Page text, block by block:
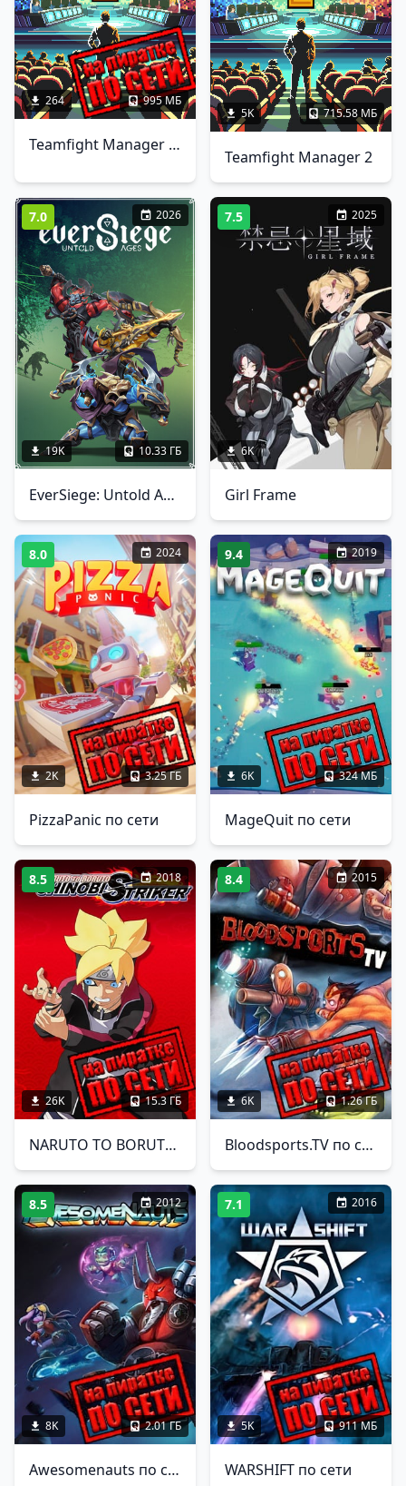
264 995 МБ
Teamfight Manager 2 по сети
5K 715.58 МБ
Teamfight Manager 2
7.0 2026
19K 10.33 ГБ
EverSiege: Untold Ages
7.5 2025
6K
Girl Frame
8.0 2024
2K 3.25 ГБ
PizzaPanic по сети
9.4 2019
6K 324 МБ
MageQuit по сети
8.5 2018
26K 15.3 ГБ
NARUTO TO BORUTO SHINOBI STRIKER по сети
8.4 2015
6K 1.26 ГБ
Bloodsports.TV по сети
8.5 2012
8K 2.01 ГБ
Awesomenauts по сети
7.1 2016
5K 911 МБ
WARSHIFT по сети